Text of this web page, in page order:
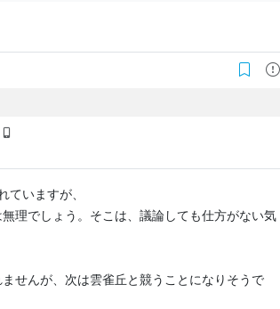
ていますが、
理でしょう。そこは、議論しても仕方がない気
せんが、次は雲雀丘と競うことになりそうで